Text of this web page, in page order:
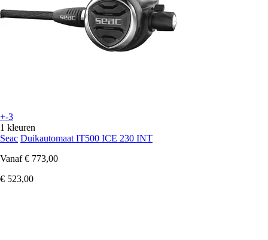
+-3
1 kleuren
Seac Duikautomaat IT500 ICE 230 INT
Vanaf € 773,00
€ 523,00